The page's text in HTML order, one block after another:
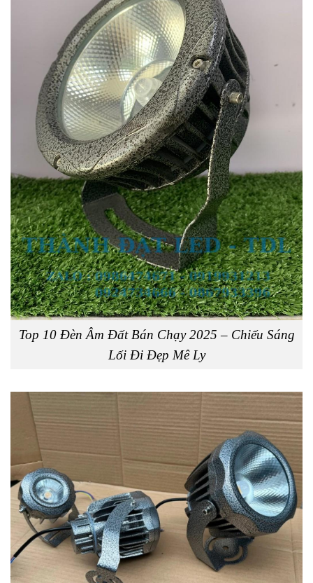
Top 10 Đèn Âm Đất Bán Chạy 2025 – Chiếu Sáng
Lối Đi Đẹp Mê Ly